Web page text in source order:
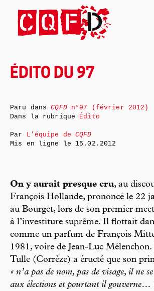
ÉDITO DU 97
On y aurait presque cru, au
François Hollande, prononcé le 22
au Bourget, lors de son premier
à l’investiture suprême. Il flottait
comme un parfum de François
1981, voire de Jean-Luc Mélenchon.
Tulle (Corrèze) a éructé que son
« n’a pas de nom, pas de visage, il ne
aux élections et pourtant il gouverne…
Paru dansCQFDn°97 (février 2012)
Dans la rubrique Édito
Par L’équipe deCQFD
Mis en ligne le 15.02.2012